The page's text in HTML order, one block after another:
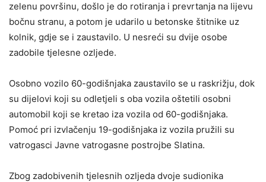
zelenu površinu, došlo je do rotiranja i prevrtanja na lijevu
bočnu stranu, a potom je udarilo u betonske štitnike uz
kolnik, gdje se i zaustavilo. U nesreći su dvije osobe
zadobile tjelesne ozljede.
Osobno vozilo 60-godišnjaka zaustavilo se u raskrižju, dok
su dijelovi koji su odletjeli s oba vozila oštetili osobni
automobil koji se kretao iza vozila od 60-godišnjaka.
Pomoć pri izvlačenju 19-godišnjaka iz vozila pružili su
vatrogasci Javne vatrogasne postrojbe Slatina.
Zbog zadobivenih tjelesnih ozljeda dvoje sudionika